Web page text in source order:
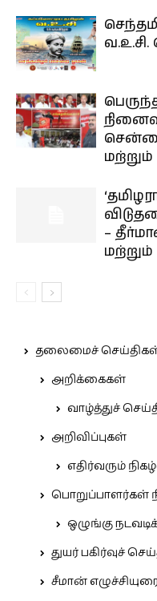
வ.உ.சி.
–
தலைமைச்
அறிக்கைகள்
வாழ்த்துச்
அறிவிப்புகள்
எதிர்வரும்
பொறுப்பாளர்கள்
ஒழுங்கு
துயர் பகிர்வுச்
சீமான்